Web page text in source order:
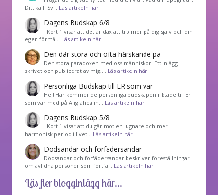
Ditt kall. Sv… Läs artikeln här
Dagens Budskap 6/8
Kort 1 visar att det är dax att tro mer på dig själv och din
egen förmå… Läs artikeln här
Den där stora och ofta härskande pa
Den stora paradoxen med oss människor. Ett inlägg
skrivet och publicerat av mig,… Läs artikeln här
Personliga Budskap till ER som var
Hej! Här kommer de personliga budskapen riktade till Er
som var med på Änglahealin… Läs artikeln här
Dagens Budskap 5/8
Kort 1 visar att du går mot en lugnare och mer
harmonisk period i livet… Läs artikeln här
Dödsandar och förfädersandar
Dödsandar och förfädersandar beskriver föreställningar
om avlidna personer som fortfa… Läs artikeln här
Läs fler blogginlägg här...